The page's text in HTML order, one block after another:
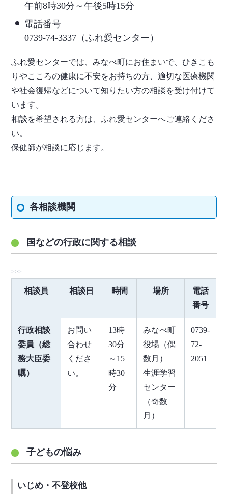
午前8時30分～午後5時15分
電話番号
0739-74-3337（ふれ愛センター）
ふれ愛センターでは、みなべ町にお住まいで、ひきこも
りやこころの健康に不安をお持ちの方、適切な医療機関
や社会復帰などについて知りたい方の相談を受け付けて
います。
相談を希望される方は、ふれ愛センターへご連絡くださ
い。
保健師が相談に応じます。
各相談機関
国などの行政に関する相談
相談員 相談日 時間 場所
電話
番号
行政相談
委員（総
務大臣委
嘱）
お問い
合わせ
くださ
い。
13時
30分
～15
時30
分
みなべ町
役場（偶
数月）
生涯学習
センター
（奇数
月）
0739-
72-
2051
子どもの悩み
いじめ・不登校他